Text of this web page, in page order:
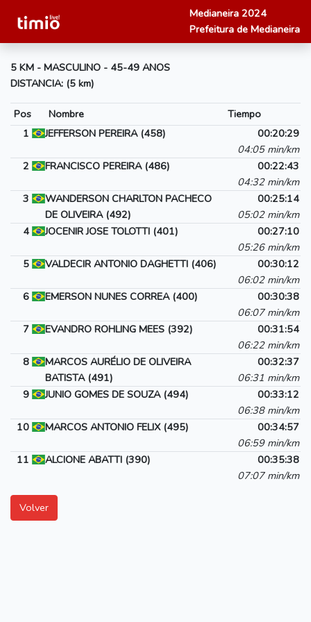
Medianeira 2024
Prefeitura de Medianeira
5 KM - MASCULINO - 45-49 ANOS
DISTANCIA: (5 km)
Pos Nombre
Tiempo
1
JEFFERSON PEREIRA (458)
00:20:29
04:05 min/km
2
FRANCISCO PEREIRA (486)
00:22:43
04:32 min/km
3
WANDERSON CHARLTON PACHECO
DE OLIVEIRA (492)
00:25:14
05:02 min/km
4
JOCENIR JOSE TOLOTTI (401)
00:27:10
05:26 min/km
5
VALDECIR ANTONIO DAGHETTI (406)
00:30:12
06:02 min/km
6
EMERSON NUNES CORREA (400)
00:30:38
06:07 min/km
7
EVANDRO ROHLING MEES (392)
00:31:54
06:22 min/km
8
MARCOS AURÉLIO DE OLIVEIRA
BATISTA (491)
00:32:37
06:31 min/km
9
JUNIO GOMES DE SOUZA (494)
00:33:12
06:38 min/km
10
MARCOS ANTONIO FELIX (495)
00:34:57
06:59 min/km
11
ALCIONE ABATTI (390)
00:35:38
07:07 min/km
Volver